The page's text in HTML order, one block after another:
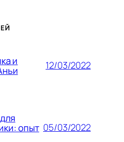
и 12/03/2022
опыт 05/03/2022